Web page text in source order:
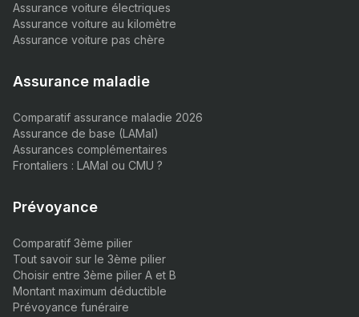
Assurance voiture électriques
Assurance voiture au kilomètre
Assurance voiture pas chère
Assurance maladie
Comparatif assurance maladie 2026
Assurance de base (LAMal)
Assurances complémentaires
Frontaliers : LAMal ou CMU ?
Prévoyance
Comparatif 3ème pilier
Tout savoir sur le 3ème pilier
Choisir entre 3ème pilier A et B
Montant maximum déductible
Prévoyance funéraire